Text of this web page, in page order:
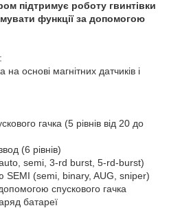
підтримує роботу гвинтівки
функції за допомогою
основі магнітних датчиків і
гачка (5 рівнів від 20 до
(6 рівнів)
semi, 3-rd burst, 5-rd-burst)
SEMI (semi, binary, AUG, sniper)
спускового гачка
батареї